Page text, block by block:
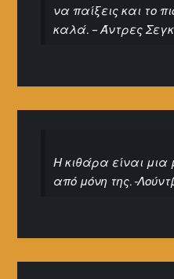
να παίξεις και το
καλά. – Άντρες
Η κιθάρα είναι
από μόνη της. -